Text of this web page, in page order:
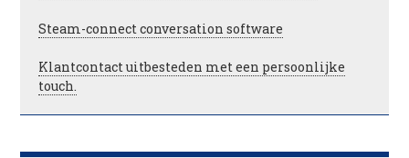
Steam-connect conversation software
Klantcontact uitbesteden met een persoonlijke
touch.